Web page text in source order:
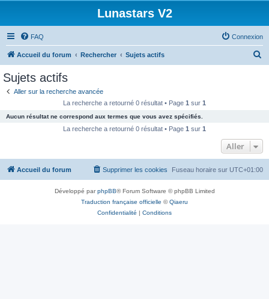
Lunastars V2
FAQ Connexion
Accueil du forum Rechercher Sujets actifs
c
e
Sujets actifs
Aller sur la recherche avancée
La recherche a retourné 0 résultat • Page 1 sur 1
Aucun résultat ne correspond aux termes que vous avez spécifiés.
La recherche a retourné 0 résultat • Page 1 sur 1
Aller
Accueil du forum Fuseau horaire sur UTC+01:00
Supprimer les cookies
Développé parphpBB® Forum Software © phpBB Limited
Traduction française officielle ©Qiaeru
Confidentialité | Conditions